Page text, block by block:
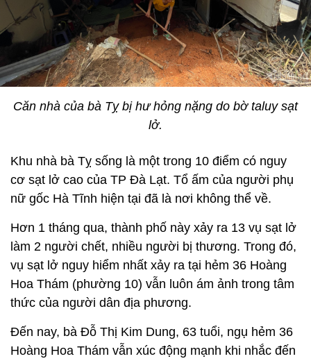
Căn nhà của bà Tỵ bị hư hỏng nặng do bờ taluy sạt
lở.
Khu nhà bà Tỵ sống là một trong 10 điểm có nguy
cơ sạt lở cao của TP Đà Lạt. Tổ ấm của người phụ
nữ gốc Hà Tĩnh hiện tại đã là nơi không thể về.
Hơn 1 tháng qua, thành phố này xảy ra 13 vụ sạt lở
làm 2 người chết, nhiều người bị thương. Trong đó,
vụ sạt lở nguy hiểm nhất xảy ra tại hẻm 36 Hoàng
Hoa Thám (phường 10) vẫn luôn ám ảnh trong tâm
thức của người dân địa phương.
Đến nay, bà Đỗ Thị Kim Dung, 63 tuổi, ngụ hẻm 36
Hoàng Hoa Thám vẫn xúc động mạnh khi nhắc đến